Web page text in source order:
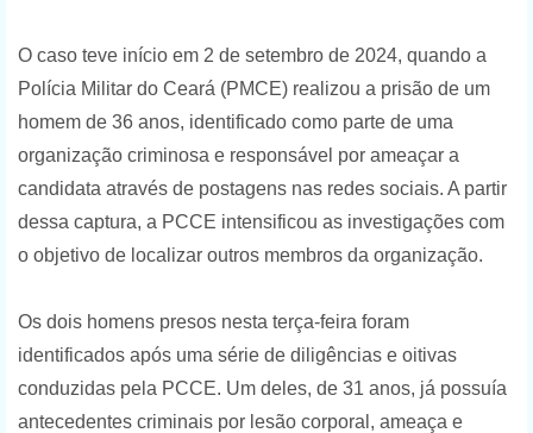
O caso teve início em 2 de setembro de 2024, quando a
Polícia Militar do Ceará (PMCE) realizou a prisão de um
homem de 36 anos, identificado como parte de uma
organização criminosa e responsável por ameaçar a
candidata através de postagens nas redes sociais. A partir
dessa captura, a PCCE intensificou as investigações com
o objetivo de localizar outros membros da organização.
Os dois homens presos nesta terça-feira foram
identificados após uma série de diligências e oitivas
conduzidas pela PCCE. Um deles, de 31 anos, já possuía
antecedentes criminais por lesão corporal, ameaça e